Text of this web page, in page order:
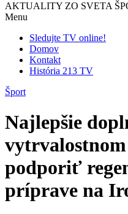
AKTUALITY ZO SVETA
Menu
Sledujte TV online!
Domov
Kontakt
História 213 TV
Šport
Najlepšie
podporiť
príprave na